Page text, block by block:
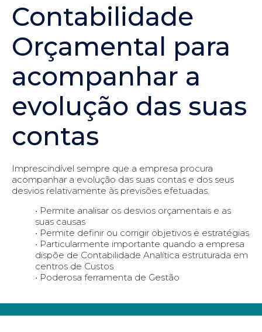
Contabilidade
Orçamental para
acompanhar a
evolução das suas
contas
Imprescindível sempre que a empresa procura
acompanhar a evolução das suas contas e dos seus
desvios relativamente às previsões efetuadas.
• Permite analisar os desvios orçamentais e as
suas causas
• Permite definir ou corrigir objetivos e estratégias
• Particularmente importante quando a empresa
dispõe de Contabilidade Analítica estruturada em
centros de Custos
• Poderosa ferramenta de Gestão